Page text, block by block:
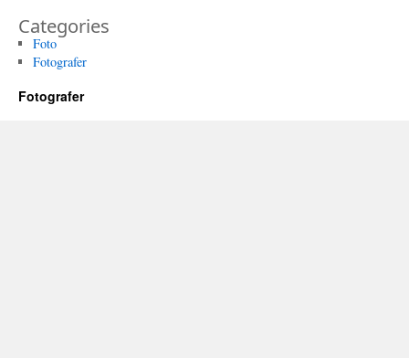
Categories
Foto
Fotografer
Fotografer